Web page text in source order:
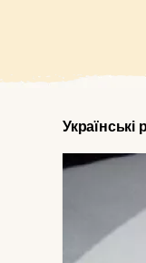
Українські